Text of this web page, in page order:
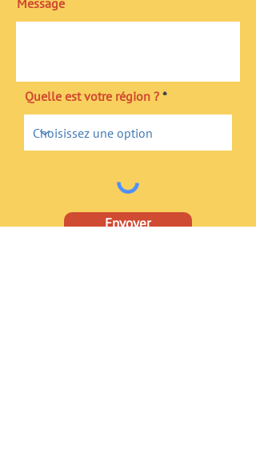
Message
Quelle est votre région ?
Envoyer